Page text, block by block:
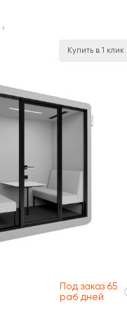
Купить в 1 клик
Под заказ 65
раб дней